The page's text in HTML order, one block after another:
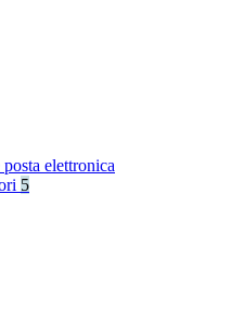
elettronica
5